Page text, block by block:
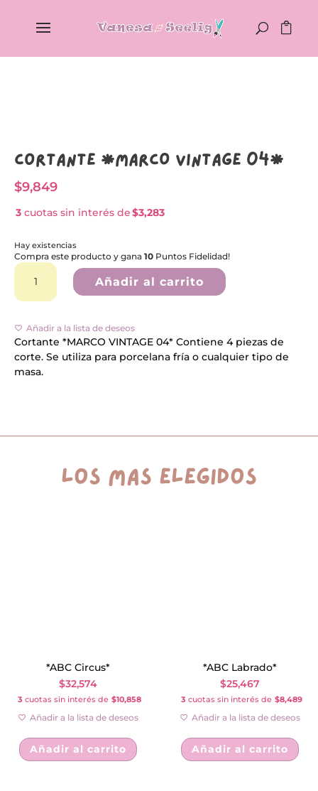
Cortante *MARCO VINTAGE 04*
$9,849
3 cuotas sin interés de$3,283
Hay existencias
Compra este producto y gana10 Puntos Fidelidad!
Cortante
*MARCO
04*
Añadir al carrito
a
t
i
Añadir a la lista de deseos
Cortante *MARCO VINTAGE 04* Contiene 4 piezas de
corte. Se utiliza para porcelana fría o cualquier tipo de
masa.
los más elegidos
*ABC Circus*
$32,574
3 cuotas sin interés de $10,858
Añadir a la lista de deseos
Añadir al carrito
*ABC Labrado*
$25,467
3 cuotas sin interés de $8,489
Añadir a la lista de deseos
Añadir al carrito